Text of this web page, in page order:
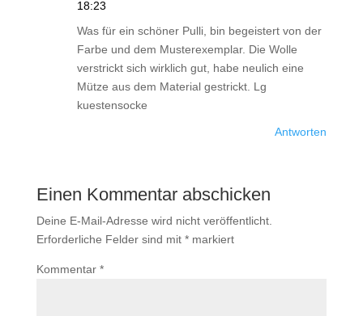
18:23
Was für ein schöner Pulli, bin begeistert von der
Farbe und dem Musterexemplar. Die Wolle
verstrickt sich wirklich gut, habe neulich eine
Mütze aus dem Material gestrickt. Lg
kuestensocke
Antworten
Einen Kommentar abschicken
Deine E-Mail-Adresse wird nicht veröffentlicht.
Erforderliche Felder sind mit *markiert
Kommentar *